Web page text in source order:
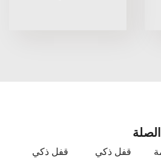
قفل ذكي
قفل ذكي